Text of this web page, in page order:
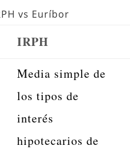
vs Euríbor
IRPH
Media simple de
los tipos de
interés
hipotecarios de